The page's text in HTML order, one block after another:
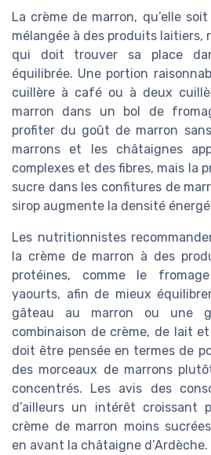
La crème de marron, qu’elle
mélangée à des produits laitiers,
qui doit trouver sa place
équilibrée. Une portion
cuillère à café ou à deux
marron dans un bol de
profiter du goût de marron
marrons et les châtaignes
complexes et des fibres, mais la
sucre dans les confitures de
sirop augmente la densité
Les nutritionnistes
la crème de marron à des
protéines, comme le
yaourts, afin de mieux
gâteau au marron ou une
combinaison de crème, de lait
doit être pensée en termes de
des morceaux de marrons
concentrés. Les avis des
d’ailleurs un intérêt croissant
crème de marron moins
en avant la châtaigne d’Ardèche.